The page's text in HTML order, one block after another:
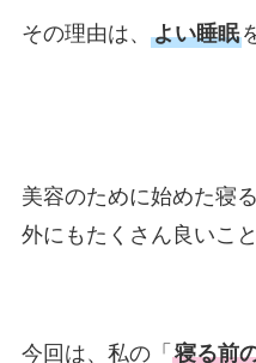
その理由は、 よい睡眠
美容のために始めた寝
外にもたくさん良いこ
今回は、私の「 寝る前